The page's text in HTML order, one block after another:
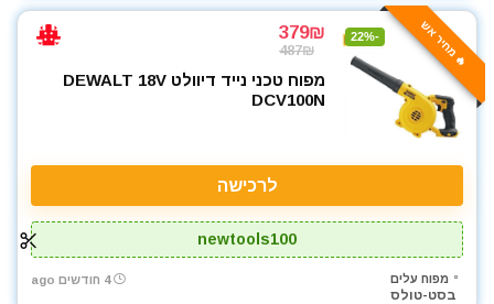
🔥 מחיר אש -22%
379₪
487₪
מפוח טכני נייד דיוולט DEWALT 18V
DCV100N
לרכישה
newtools100
מפוח עלים
בסט-טולס
4 חודשים ago